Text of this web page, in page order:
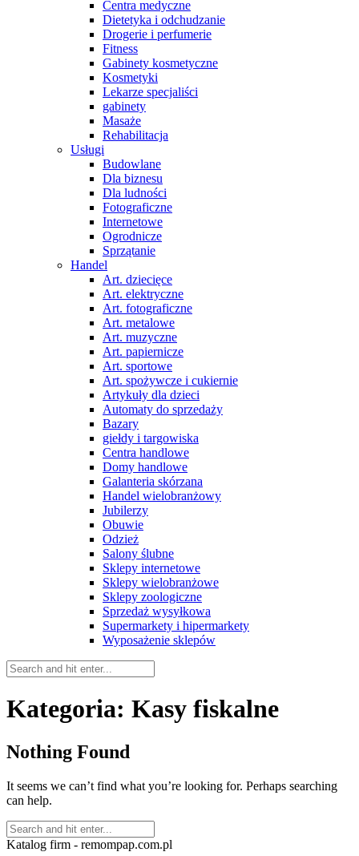
Centra medyczne
Dietetyka i odchudzanie
Drogerie i perfumerie
Fitness
Gabinety kosmetyczne
Kosmetyki
Lekarze specjaliści
gabinety
Masaże
Rehabilitacja
Usługi
Budowlane
Dla biznesu
Dla ludności
Fotograficzne
Internetowe
Ogrodnicze
Sprzątanie
Handel
Art. dziecięce
Art. elektryczne
Art. fotograficzne
Art. metalowe
Art. muzyczne
Art. papiernicze
Art. sportowe
Art. spożywcze i cukiernie
Artykuły dla dzieci
Automaty do sprzedaży
Bazary
giełdy i targowiska
Centra handlowe
Domy handlowe
Galanteria skórzana
Handel wielobranżowy
Jubilerzy
Obuwie
Odzież
Salony ślubne
Sklepy internetowe
Sklepy wielobranżowe
Sklepy zoologiczne
Sprzedaż wysyłkowa
Supermarkety i hipermarkety
Wyposażenie sklepów
Kategoria: Kasy fiskalne
Nothing Found
It seems we can’t find what you’re looking for. Perhaps searching
can help.
Katalog firm - remompap.com.pl